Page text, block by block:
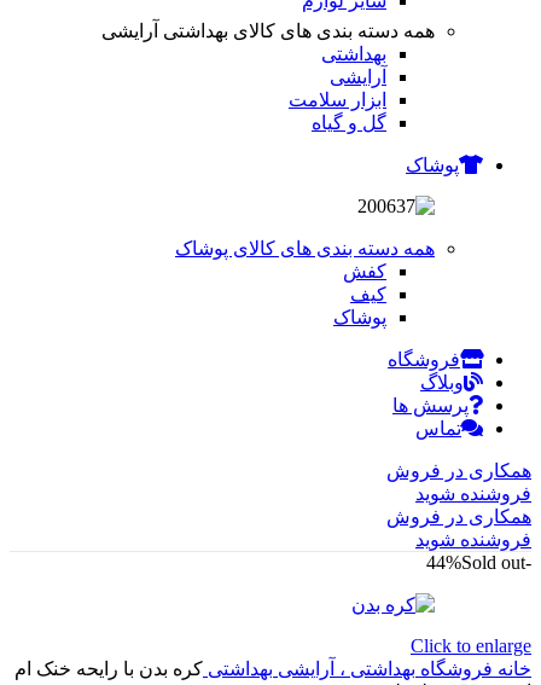
همه دسته بندی های کالای بهداشتی آرایشی
بهداشتی
آرایشی
ابزار سلامت
گل و گیاه
پوشاک
همه دسته بندی های کالای پوشاک
کفش
کیف
پوشاک
فروشگاه
وبلاگ
پرسش ها
تماس
همکاری در فروش
فروشنده شوید
همکاری در فروش
فروشنده شوید
-44%
Sold out
Click to enlarge
خانه فروشگاه بهداشتی ، آرایشی بهداشتی کره بدن با رایحه خنک ام